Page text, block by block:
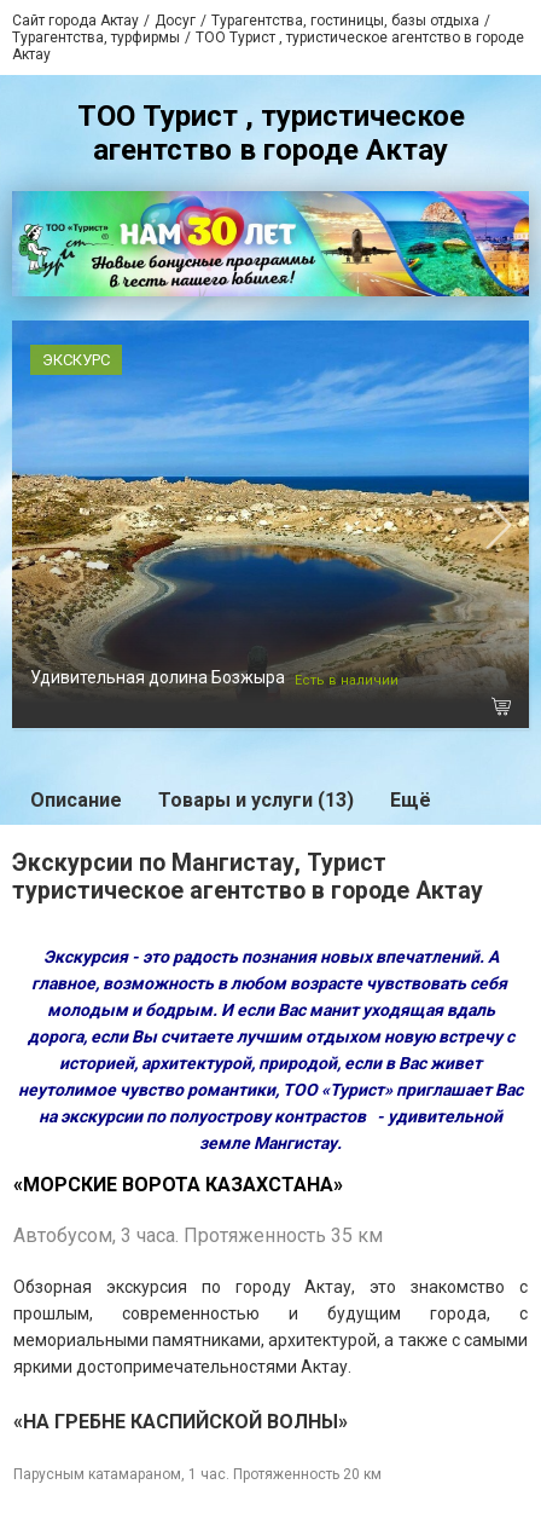
Сайт города Актау Досуг
Турагентства, гостиницы, базы отдыха
Турагентства, турфирмы
ТОО Турист , туристическое агентство в городе
Актау
ТОО Турист , туристическое
агентство в городе Актау
ЭКСКУРС
Удивительная долина Бозжыра Есть в наличии
Описание Товары и услуги (13) Ещё
Экскурсии по Мангистау, Турист
туристическое агентство в городе Актау
Экскурсия - это радость познания новых впечатлений. А
главное, возможность в любом возрасте чувствовать себя
молодым и бодрым. И если Вас манит уходящая вдаль
дорога, если Вы считаете лучшим отдыхом новую встречу с
историей, архитектурой, природой, если в Вас живет
неутолимое чувство романтики, ТОО «Турист» приглашает Вас
на экскурсии по полуострову контрастов - удивительной
земле Мангистау.
«МОРСКИЕ ВОРОТА КАЗАХСТАНА»
Автобусом, 3 часа. Протяженность 35 км
Обзорная экскурсия по городу Актау, это знакомство с
прошлым, современностью и будущим города, с
мемориальными памятниками, архитектурой, а также с самыми
яркими достопримечательностями Актау.
«НА ГРЕБНЕ КАСПИЙСКОЙ ВОЛНЫ»
Парусным катамараном, 1 час. Протяженность 20 км